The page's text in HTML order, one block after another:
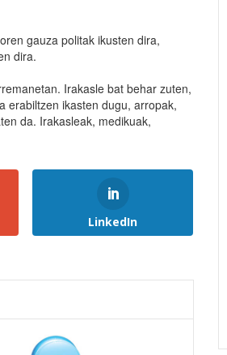
gauza politak ikusten dira,
dira.
Irakasle bat behar zuten,
erabiltzen ikasten dugu, arropak,
da. Irakasleak, medikuak,
LinkedIn